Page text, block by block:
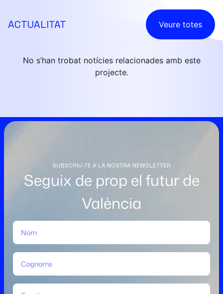
ACTUALITAT Veure totes
No s’han trobat notícies relacionades amb este
projecte.
SUBSCRIU-TE A LA NOSTRA NEWSLETTER
Seguix de prop el futur de
València